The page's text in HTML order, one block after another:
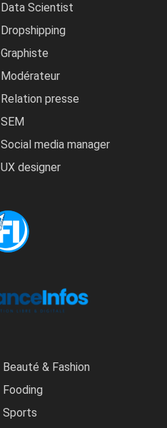
Data Scientist
Dropshipping
Graphiste
Modérateur
Relation presse
SEM
Social media manager
UX designer
Beauté & Fashion
Fooding
Sports